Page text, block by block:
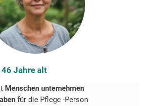
Jahre alt
Menschen unternehmen
für die Pflege -Person